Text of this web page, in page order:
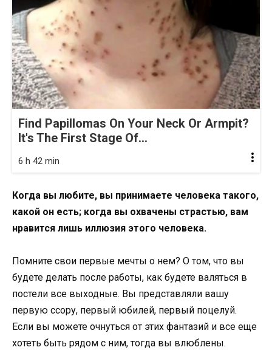
Find Papillomas On Your Neck Or Armpit?
It's The First Stage Of...
6 h 42 min
Когда вы любите, вы принимаете человека такого,
какой он есть; когда вы охвачены страстью, вам
нравится лишь иллюзия этого человека.
Помните свои первые мечты о нем? О том, что вы
будете делать после работы, как будете валяться в
постели все выходные. Вы представляли вашу
первую ссору, первый юбилей, первый поцелуй.
Если вы можете очнуться от этих фантазий и все еще
хотеть быть рядом с ним, тогда вы влюблены.